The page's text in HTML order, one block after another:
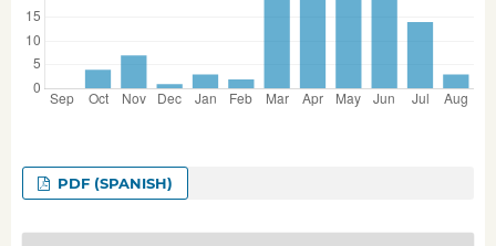
PDF (SPANISH)